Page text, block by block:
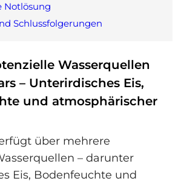
Notlösung
Schlussfolgerungen
Wasserquellen
– Unterirdisches Eis,
und atmosphärischer
über mehrere
– darunter
Eis, Bodenfeuchte und